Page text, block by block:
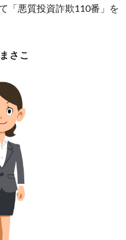
「悪質投資詐欺110番」を
さこ